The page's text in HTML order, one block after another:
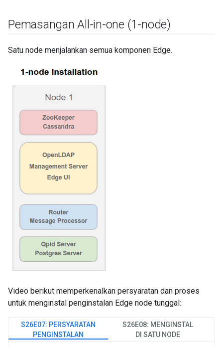
Pemasangan All-in-one (1-node)
Satu node menjalankan semua komponen Edge.
Video berikut memperkenalkan persyaratan dan proses
untuk menginstal penginstalan Edge node tunggal:
S26E07: PERSYARATAN
PENGINSTALAN
S26E08: MENGINSTAL
DI SATU NODE